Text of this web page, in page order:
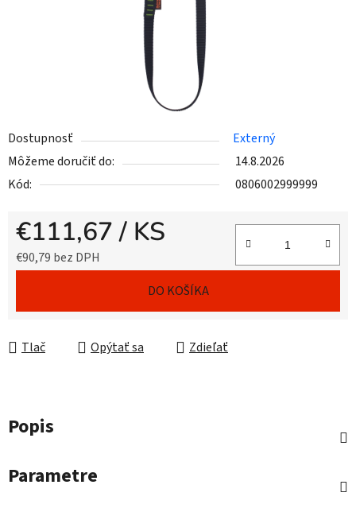
Dostupnosť
Externý
Môžeme doručiť do:
14.8.2026
Kód:
0806002999999
€111,67/ KS
€90,79 bez DPH
DO KOŠÍKA
Tlač Opýtať sa Zdieľať
Popis
Parametre